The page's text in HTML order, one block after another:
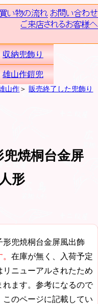
収納兜飾り
雄山作鎧兜
山作＞ 販売終了した兜飾り
焼桐台金屏
形
形兜焼桐台金屏風出飾
在庫が無く、入荷予定
ニューアルされたため
ます。参考になるので
のページに記載してい